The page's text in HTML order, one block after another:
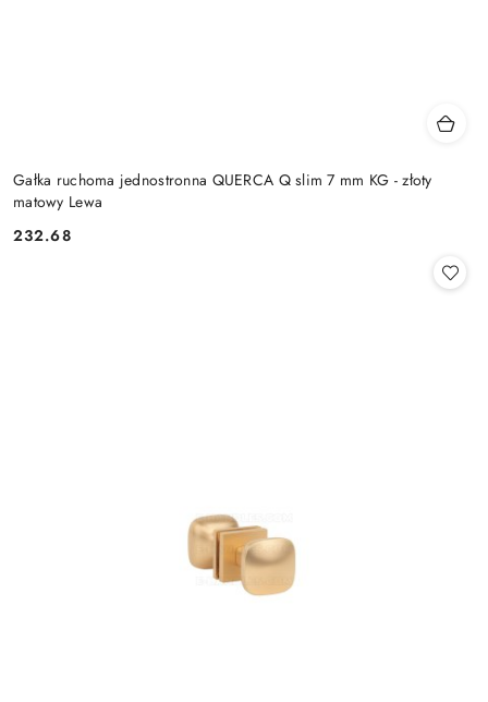
Gałka ruchoma jednostronna QUERCA Q slim 7 mm KG - złoty
matowy Lewa
Cena:
232.68